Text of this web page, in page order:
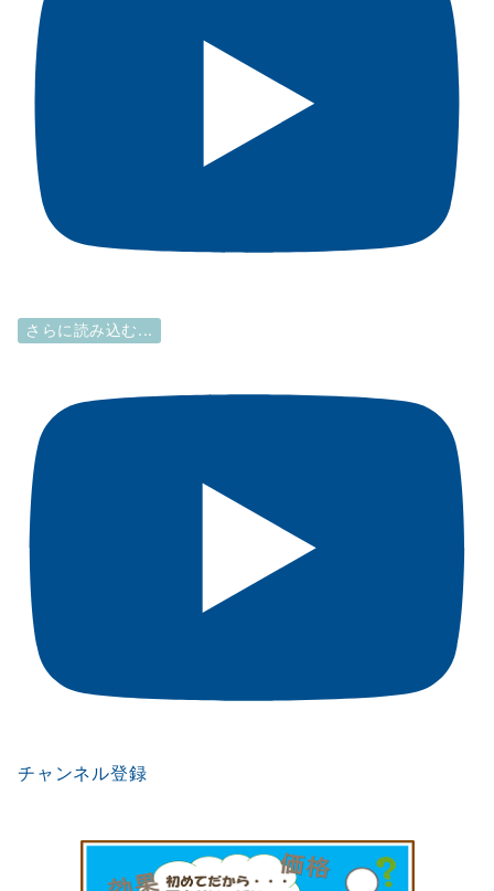
さらに読み込む...
チャンネル登録